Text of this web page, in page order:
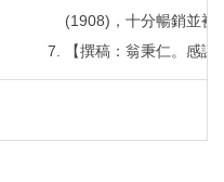
(1908)，十分暢銷並被
【撰稿：翁秉仁。感